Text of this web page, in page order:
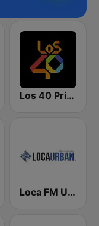
Los 40 Principales
Loca FM Urban